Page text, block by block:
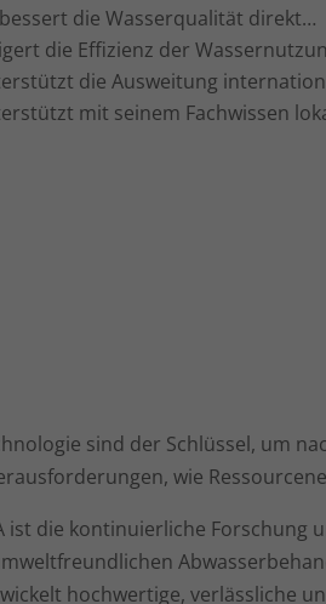
die Wasserqualität direkt…
die Effizienz der
die Ausweitung
mit seinem Fachwissen
sind der Schlüssel, um
wie
ist die kontinuierliche Forschung
hochwertige, verlässliche